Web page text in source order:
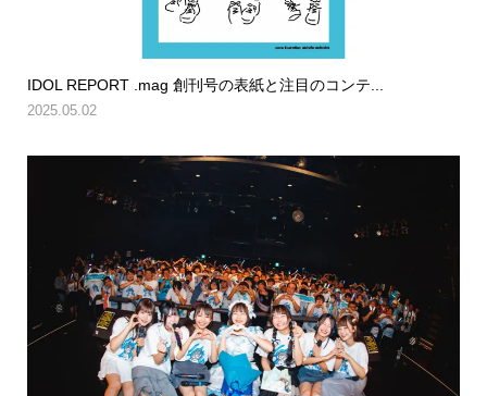
IDOL REPORT .mag 創刊号の表紙と注目のコンテ...
2025.05.02